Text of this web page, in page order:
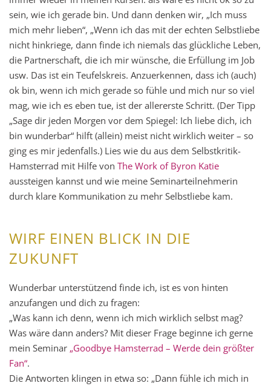
sein, wie ich gerade bin. Und dann denken wir, „Ich muss
mich mehr lieben“, „Wenn ich das mit der echten Selbstliebe
nicht hinkriege, dann finde ich niemals das glückliche Leben,
die Partnerschaft, die ich mir wünsche, die Erfüllung im Job
usw. Das ist ein Teufelskreis. Anzuerkennen, dass ich (auch)
ok bin, wenn ich mich gerade so fühle und mich nur so viel
mag, wie ich es eben tue, ist der allererste Schritt. (Der Tipp
„Sage dir jeden Morgen vor dem Spiegel: Ich liebe dich, ich
bin wunderbar“ hilft (allein) meist nicht wirklich weiter – so
ging es mir jedenfalls.) Lies wie du aus dem Selbstkritik-
Hamsterrad mit Hilfe von The Work of Byron Katie
aussteigen kannst und wie meine Seminarteilnehmerin
durch klare Kommunikation zu mehr Selbstliebe kam.
WIRF EINEN BLICK IN DIE
ZUKUNFT
Wunderbar unterstützend finde ich, ist es von hinten
anzufangen und dich zu fragen:
„Was kann ich denn, wenn ich mich wirklich selbst mag?
Was wäre dann anders? Mit dieser Frage beginne ich gerne
mein Seminar „Goodbye Hamsterrad – Werde dein größter
Fan“.
Die Antworten klingen in etwa so: „Dann fühle ich mich in